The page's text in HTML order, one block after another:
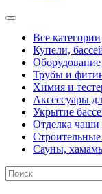
Все категории
Купели,
Оборудование
Трубы и
Химия и
Аксессуары
Укрытие
Отделка чаши
Сауны,